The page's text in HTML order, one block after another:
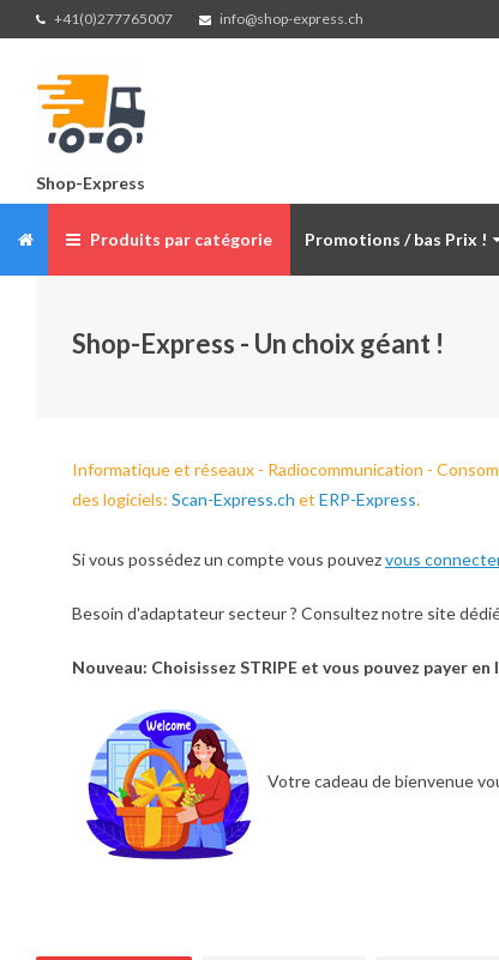
+41(0)277765007 info@shop-express.ch
Shop-Express
Produits par catégorie Promotions / bas Prix !
Shop-Express - Un choix géant !
Informatique et réseaux - Radiocommunication -
des logiciels: Scan-Express.ch et ERP-Express.
Si vous possédez un compte vous pouvezvous
Besoin d'adaptateur secteur ? Consultez notre site
Nouveau: Choisissez STRIPE et vous pouvez payer
Votre cadeau de bienvenue